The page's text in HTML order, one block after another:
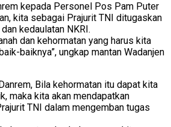
kepada Personel Pos Pam Puter
kita sebagai Prajurit TNI ditugaskan
kedaulatan NKRI.
dan kehormatan yang harus kita
baiknya”, ungkap mantan Wadanjen
Bila kehormatan itu dapat kita
maka kita akan mendapatkan
TNI dalam mengemban tugas